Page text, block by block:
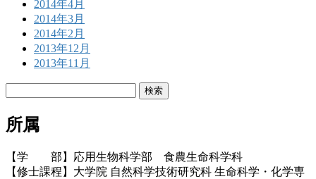
2014年4月
2014年3月
2014年2月
2013年12月
2013年11月
所属
【学 部】応用生物科学部 食農生命科学科
【修士課程】大学院 自然科学技術研究科 生命科学・化学専